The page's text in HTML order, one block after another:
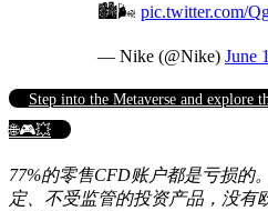
🏙️🌬️ pic.twitter.com/
— Nike (@Nike) June
Step into the Metaverse and
🌐🎮💥
77%的零售CFD账户都是亏损的
定、不受监管的投资产品，没有